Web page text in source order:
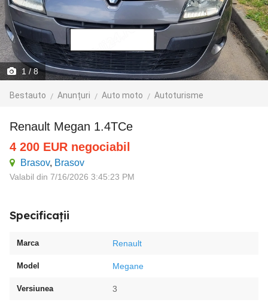
1 / 8
Bestauto Anunțuri Auto moto Autoturisme
Renault Megan 1.4TCe
4 200 EUR negociabil
Brasov, Brasov
Valabil din 7/16/2026 3:45:23 PM
Specificații
Marca Renault
Model Megane
Versiunea 3